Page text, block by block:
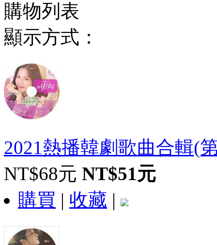
購物列表
顯示方式：
2021熱播韓劇歌曲合輯(
NT$68元 NT$51元
購買 | 收藏 |